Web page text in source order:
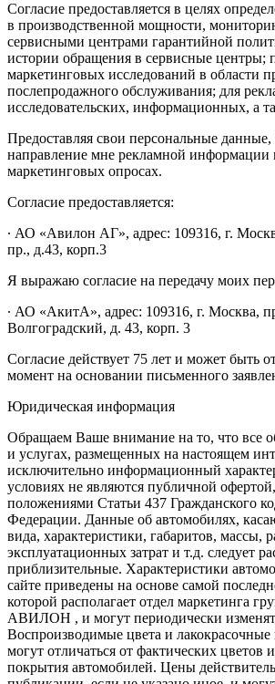
Согласие предоставляется в целях
в производственной мощности,
сервисными центрами гарантийной
истории обращения в сервисные центры;
маркетинговых исследований в области
послепродажного обслуживания; для
исследовательских, информационных, а
Предоставляя свои персональные данные,
направление мне рекламной информации
маркетинговых опросах.
Согласие предоставляется:
∙ АО «Авилон АГ», адрес: 109316, г.
пр., д.43, корп.3
Я выражаю согласие на передачу моих
∙ АО «АкитА», адрес: 109316, г. Москва,
Волгоградский, д. 43, корп. 3
Согласие действует 75 лет и может быть
момент на основании письменного
Юридическая информация
Обращаем Ваше внимание на то, что все
и услугах, размещенных на настоящем
исключительно информационный
условиях не являются публичной
положениями Статьи 437 Гражданского
Федерации. Данные об автомобилях,
вида, характеристики, габаритов, массы,
эксплуатационных затрат и т.д. следует
приблизительные. Характеристики
сайте приведены на основе самой
которой располагает отдел маркетинга
АВИЛОН , и могут периодически
Воспроизводимые цвета и
могут отличаться от фактических цветов
покрытия автомобилей. Цены